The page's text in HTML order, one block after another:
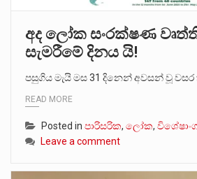
අද ලෝක සංරක්ෂණ
සැමරීමේ දිනය යි!
පසුගිය මැයි මස 31 දිනෙන් අවසන් වූ වසර
READ MORE
Posted in පාරිසරික, ලෝක,
Leave a comment